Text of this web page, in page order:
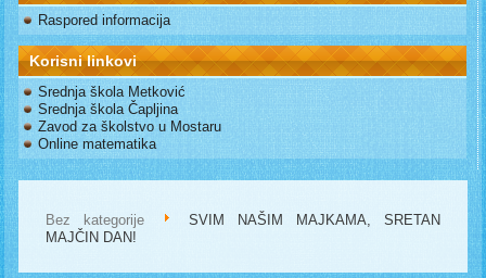
Raspored informacija
Korisni linkovi
Srednja škola Metković
Srednja škola Čapljina
Zavod za školstvo u Mostaru
Online matematika
Bez kategorije
SVIM NAŠIM MAJKAMA, SRETAN
MAJČIN DAN!